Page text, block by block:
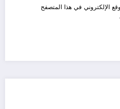
الإلكتروني في هذا المتصفح